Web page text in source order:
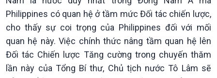
Philippines có quan hệ ở tầm mức Đối tác chiến lược,
cho thấy sự coi trọng của Philippines đối với mối
quan hệ này. Việc chính thức nâng tầm quan hệ lên
Đối tác Chiến lược Tăng cường trong chuyến thăm
lần này của Tổng Bí thư, Chủ tịch nước Tô Lâm sẽ